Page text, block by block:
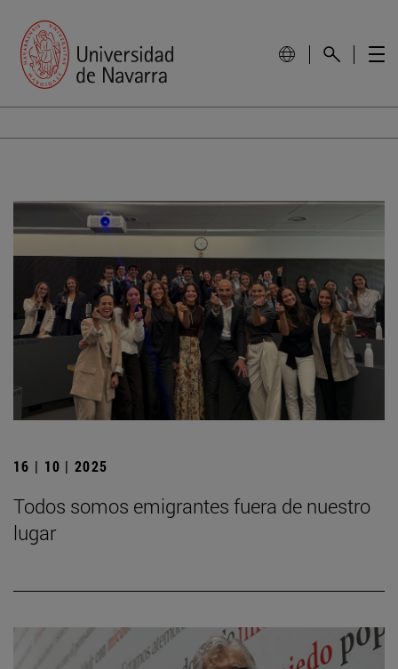
16 | 10 | 2025
Todos somos emigrantes fuera de nuestro
lugar